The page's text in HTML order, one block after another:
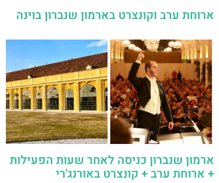
ארוחת ערב וקונצרט בארמון שנברון בוינה
ארמון שנברון כניסה לאחר שעות הפעילות
+ ארוחת ערב + קונצרט באורנג'רי